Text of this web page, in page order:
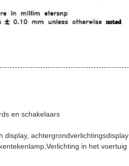
en schakelaars
display, achtergrondverlichtingsdisplay
kentekenlamp, Verlichting in het voertuig